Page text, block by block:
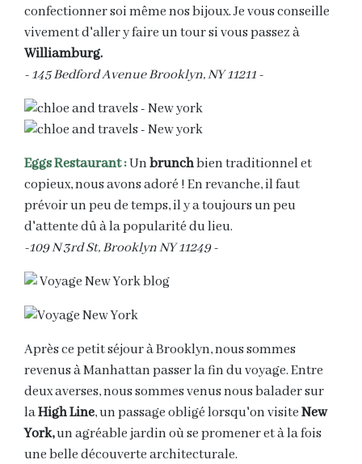
confectionner soi même nos bijoux. Je vous conseille
vivement d'aller y faire un tour si vous passez à
Williamburg.
- 145 Bedford Avenue Brooklyn, NY 11211 -
Eggs Restaurant :Unbrunchbien traditionnel et
copieux, nous avons adoré ! En revanche, il faut
prévoir un peu de temps, il y a toujours un peu
d'attente dû à la popularité du lieu.
-109 N 3rd St, Brooklyn NY 11249 -
Après ce petit séjour à Brooklyn, nous sommes
revenus à Manhattan passer la fin du voyage. Entre
deux averses, nous sommes venus nous balader sur
laHigh Line, un passage obligé lorsqu'on visiteNew
York,un agréable jardin où se promener et à la fois
une belle découverte architecturale.